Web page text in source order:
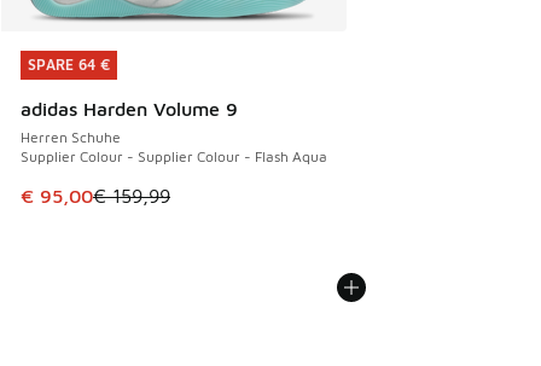
SPARE 64 €
adidas Harden Volume 9
Herren Schuhe
Supplier Colour - Supplier Colour - Flash Aqua
Dieser Artikel ist im Sale. Der Preis ist von € 159,99 auf €
€ 95,00€ 159,99
SPARE 64 €